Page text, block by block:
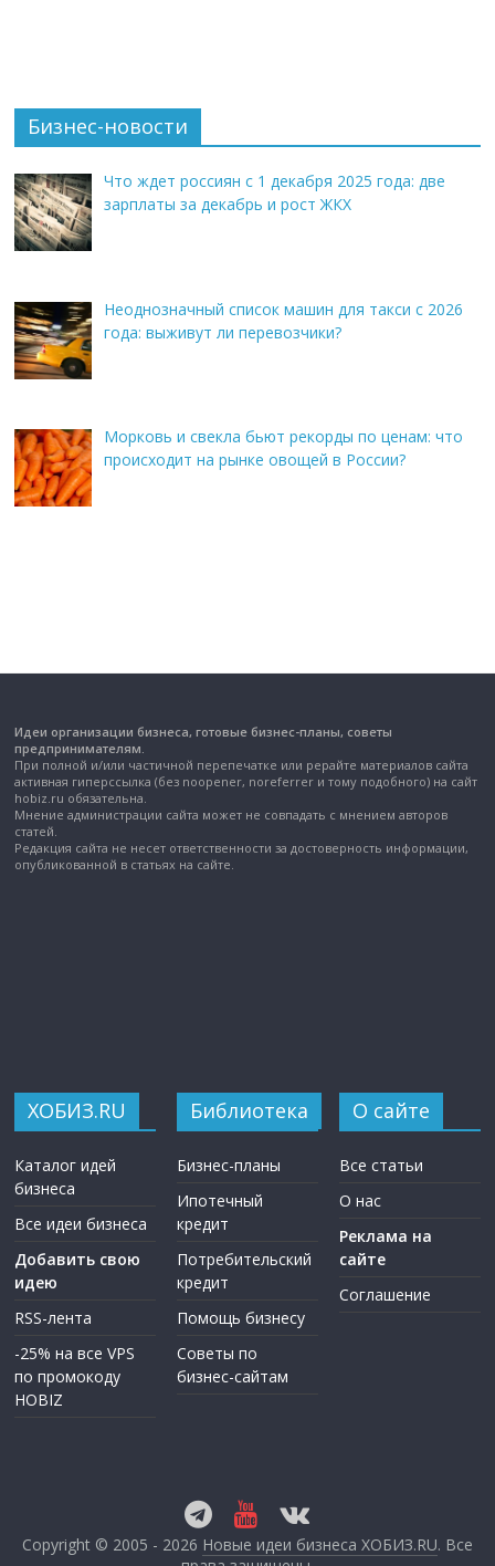
Бизнес-новости
Что ждет россиян с 1 декабря 2025 года: две
зарплаты за декабрь и рост ЖКХ
Неоднозначный список машин для такси с 2026
года: выживут ли перевозчики?
Морковь и свекла бьют рекорды по ценам: что
происходит на рынке овощей в России?
Идеи организации бизнеса, готовые бизнес-планы, советы
предпринимателям.
При полной и/или частичной перепечатке или рерайте материалов сайта
активная гиперссылка (без noopener, noreferrer и тому подобного) на сайт
hobiz.ru обязательна.
Мнение администрации сайта может не совпадать с мнением авторов
статей.
Редакция сайта не несет ответственности за достоверность информации,
опубликованной в статьях на сайте.
ХОБИЗ.RU
Каталог идей
бизнеса
Все идеи бизнеса
Добавить свою
идею
RSS-лента
-25% на все VPS
по промокоду
HOBIZ
Библиотека
Бизнес-планы
Ипотечный
кредит
Потребительский
кредит
Помощь бизнесу
Советы по
бизнес-сайтам
О сайте
Все статьи
О нас
Реклама на
сайте
Соглашение
Copyright © 2005 - 2026 Новые идеи бизнеса ХОБИЗ.RU. Все